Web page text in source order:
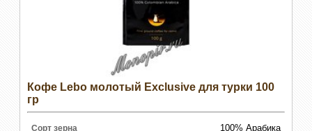
Кофе Lebo молотый Exclusive для турки 100
гр
Сорт зерна 100% Арабика